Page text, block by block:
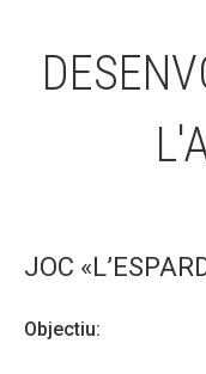
JOC
Objectiu: